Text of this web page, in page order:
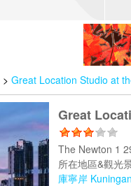
> Great Location Studio at
Great
The Newton 1
所在地區&觀光
庫寧岸